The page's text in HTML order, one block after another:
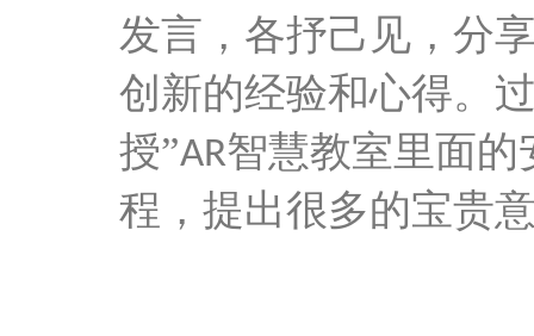
发言，各抒己见，分
创新的经验和心得。
授”AR智慧教室里面
程，提出很多的宝贵